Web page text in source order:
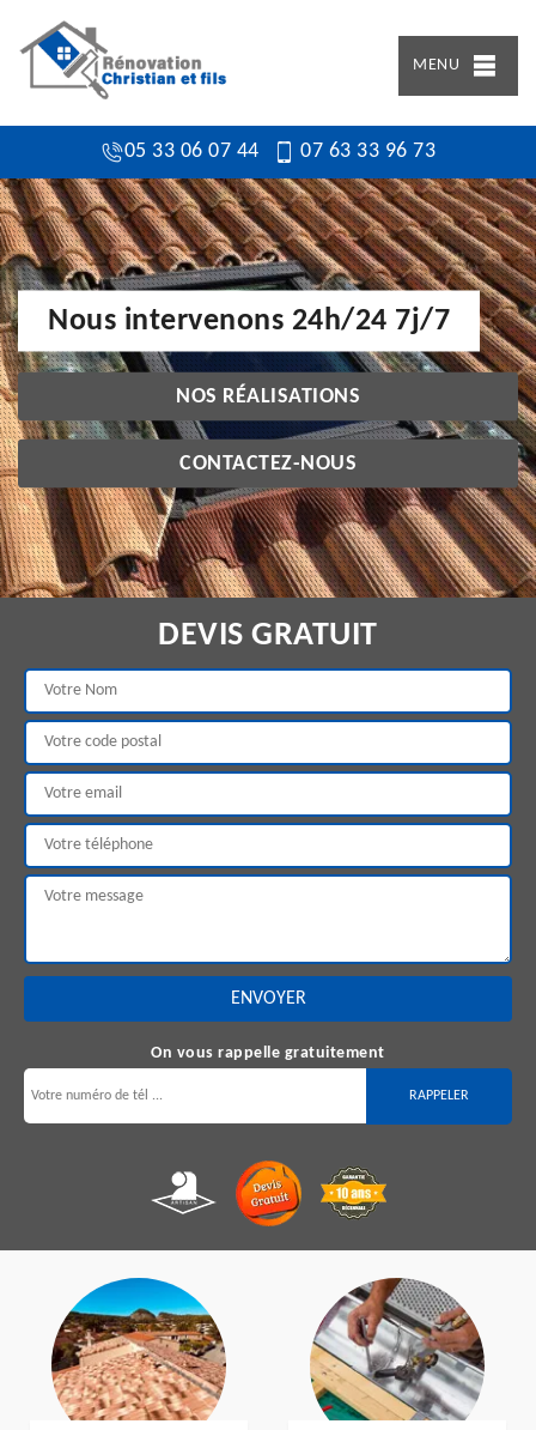
MENU
05 33 06 07 44 07 63 33 96 73
Nous intervenons 24h/24 7j/7
NOS RÉALISATIONS
CONTACTEZ-NOUS
DEVIS GRATUIT
On vous rappelle gratuitement